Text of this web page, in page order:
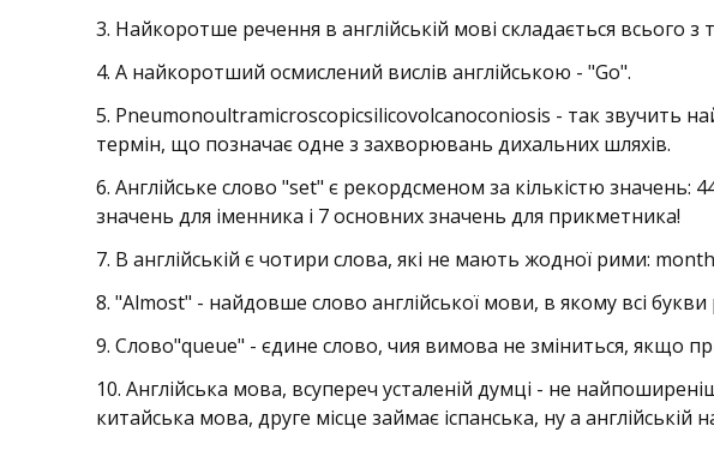
3. Найкоротше речення в англійській мові складається всього з
4. А найкоротший осмислений вислів англійською - "Go".
5. Pneumonoultramicroscopicsilicovolcanoconiosis - так звучить
термін, що позначає одне з захворювань дихальних шляхів.
6. Англійське слово "set" є рекордсменом за кількістю значень:
значень для іменника і 7 основних значень для прикметника!
7. В англійській є чотири слова, які не мають жодної рими:
8. "Almost" - найдовше слово англійської мови, в якому всі
9. Слово"queue" - єдине слово, чия вимова не зміниться, якщо
10. Англійська мова, всупереч усталеній думці - не
китайська мова, друге місце займає іспанська, ну а